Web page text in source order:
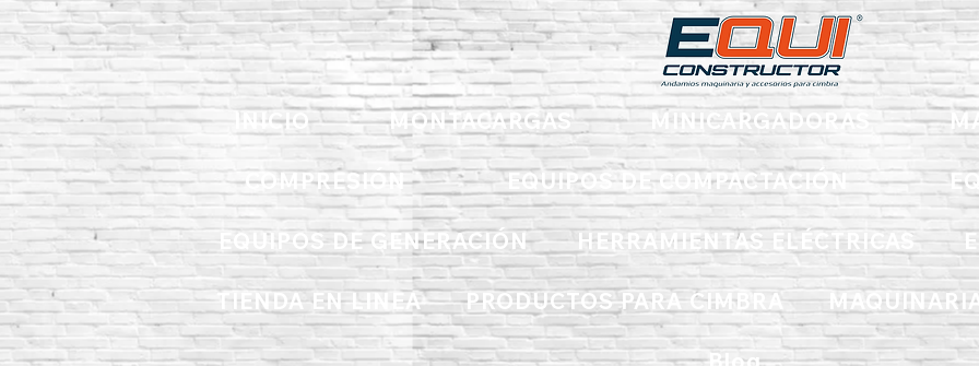
INICIO MONTACARGAS MINICARGADORAS
COMPRESIÓN EQUIPOS DE COMPACTACIÓN
EQUIPOS DE GENERACIÓN HERRAMIENTAS ELÉCTRICAS
TIENDA EN LINEA PRODUCTOS PARA CIMBRA